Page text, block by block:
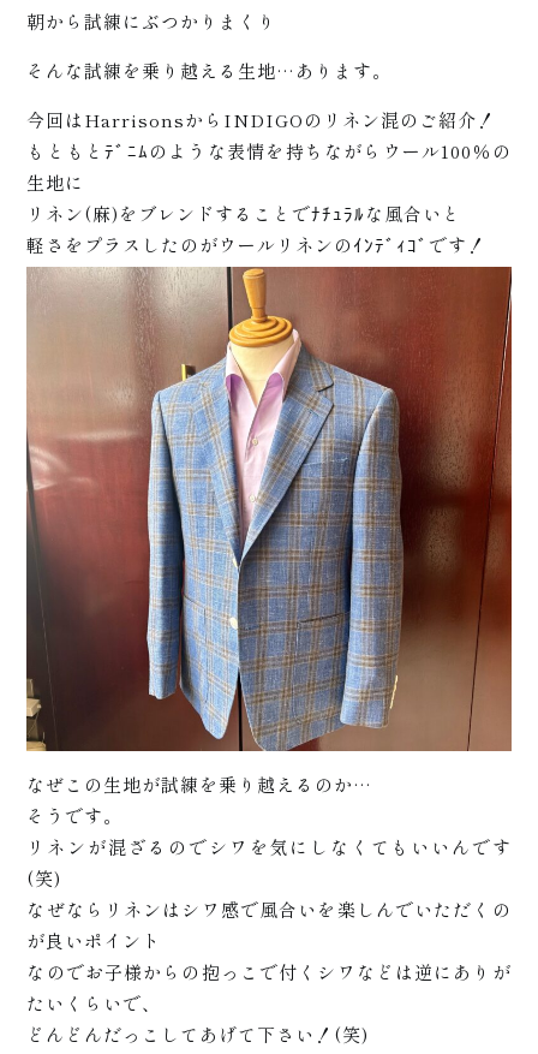
松崎
につ
いて
+
朝から試練にぶつかりまくり
そんな試練を乗り越える生地…あります。
今回はHarrisonsからINDIGOのリネン混のご紹介！
もともとﾃﾞﾆﾑのような表情を持ちながらウール100％の
生地に
リネン(麻)をブレンドすることでﾅﾁｭﾗﾙな風合いと
軽さをプラスしたのがウールリネンのｲﾝﾃﾞｨｺﾞです！
なぜこの生地が試練を乗り越えるのか…
そうです。
リネンが混ざるのでシワを気にしなくてもいいんです
(笑)
なぜならリネンはシワ感で風合いを楽しんでいただくの
が良いポイント
なのでお子様からの抱っこで付くシワなどは逆にありが
たいくらいで、
どんどんだっこしてあげて下さい！(笑)